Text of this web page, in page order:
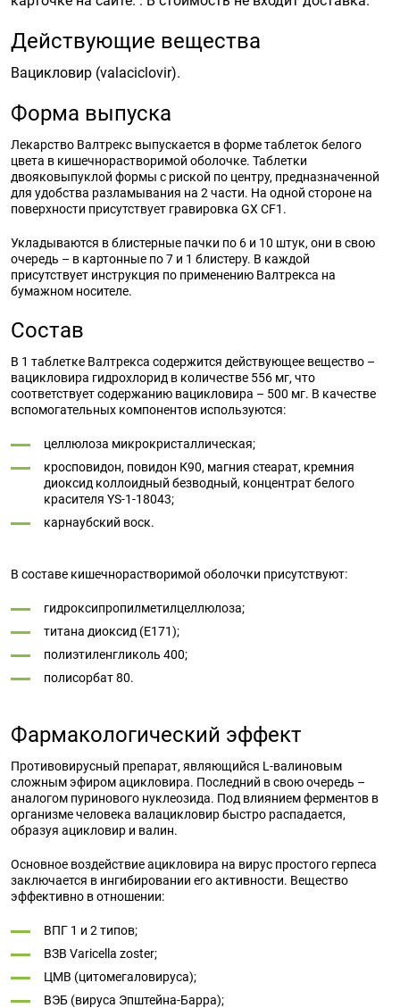
Действующие вещества
Вацикловир (valaciclovir).
Форма выпуска
Лекарство Валтрекс выпускается в форме таблеток белого
цвета в кишечнорастворимой оболочке. Таблетки
двояковыпуклой формы с риской по центру, предназначенной
для удобства разламывания на 2 части. На одной стороне на
поверхности присутствует гравировка GX CF1.
Укладываются в блистерные пачки по 6 и 10 штук, они в свою
очередь – в картонные по 7 и 1 блистеру. В каждой
присутствует инструкция по применению Валтрекса на
бумажном носителе.
Состав
В 1 таблетке Валтрекса содержится действующее вещество –
вацикловира гидрохлорид в количестве 556 мг, что
соответствует содержанию вацикловира – 500 мг. В качестве
вспомогательных компонентов используются:
целлюлоза микрокристаллическая;
кросповидон, повидон К90, магния стеарат, кремния
диоксид коллоидный безводный, концентрат белого
красителя YS-1-18043;
карнаубский воск.
В составе кишечнорастворимой оболочки присутствуют:
гидроксипропилметилцеллюлоза;
титана диоксид (E171);
полиэтиленгликоль 400;
полисорбат 80.
Фармакологический эффект
Противовирусный препарат, являющийся L-валиновым
сложным эфиром ацикловира. Последний в свою очередь –
аналогом пуринового нуклеозида. Под влиянием ферментов в
организме человека валацикловир быстро распадается,
образуя ацикловир и валин.
Основное воздействие ацикловира на вирус простого герпеса
заключается в ингибировании его активности. Вещество
эффективно в отношении:
ВПГ 1 и 2 типов;
ВЗВ Varicella zoster;
ЦМВ (цитомегаловируса);
ВЭБ (вируса Эпштейна-Барра);